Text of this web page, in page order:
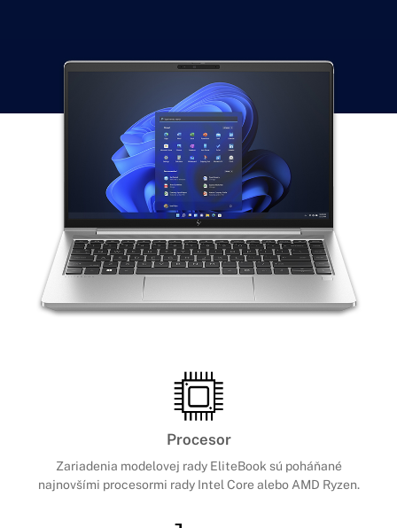
Procesor
Zariadenia modelovej rady EliteBook sú poháňané
najnovšími procesormi rady Intel Core alebo AMD Ryzen.